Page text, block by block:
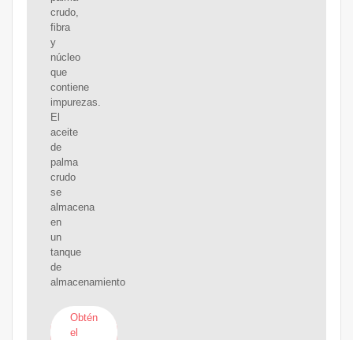
crudo,
fibra
y
núcleo
que
contiene
impurezas.
El
aceite
de
palma
crudo
se
almacena
en
un
tanque
de
almacenamiento
Obtén
el